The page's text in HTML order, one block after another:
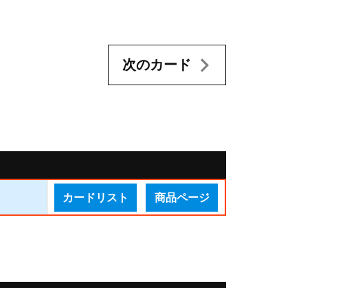
次のカード
カードリスト 商品ページ